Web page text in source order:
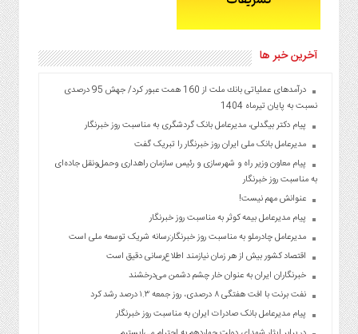
آخرین خبر ها
درآمدهای عملیاتی بانك ملت از 160 همت عبور كرد/ جهش 95 درصدی
نسبت به پایان تیرماه 1404
پیام دکتر بیگدلی، مدیرعامل بانک گردشگری به مناسبت روز خبرنگار
مدیرعامل بانک ملی ایران روز خبرنگار را تبریک گفت
پیام معاون وزیر راه و شهرسازی و رئیس سازمان راهداری وحمل‌ونقل جاده‌ای
به مناسبت روز خبرنگار
عنوانش مهم نیست!
پیام مدیرعامل بیمه کوثر به مناسبت روز خبرنگار
مدیرعامل چادرملو به مناسبت روز خبرنگار:رسانه شریک توسعه ملی است
اقتصاد کشور بیش از هر زمان نیازمند اطلاع‌رسانی دقیق است
خبرنگاران ایران به عنوان خار چشم دشمن می‌درخشند
نفت برنت با افت هفتگی ۸ درصدی، روز جمعه ۱.۳ درصد رشد کرد
پیام مدیرعامل بانک صادرات ایران به مناسبت روز خبرنگار